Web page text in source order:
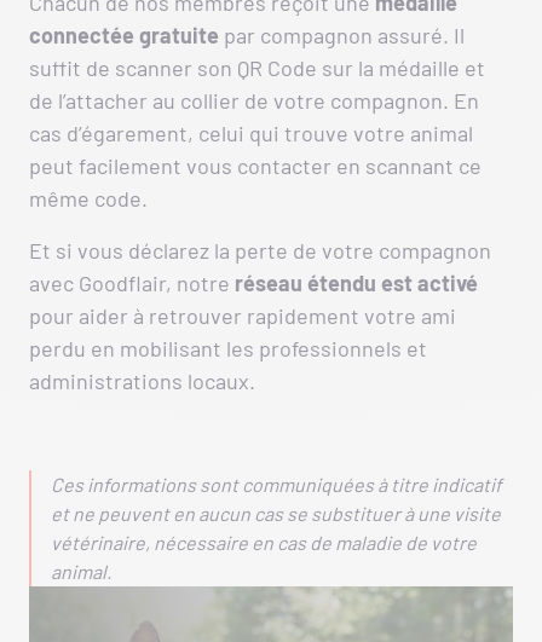
connectée gratuite par compagnon assuré. Il
suffit de scanner son QR Code sur la médaille et
de l’attacher au collier de votre compagnon. En
cas d’égarement, celui qui trouve votre animal
peut facilement vous contacter en scannant ce
même code.
Et si vous déclarez la perte de votre compagnon
avec Goodflair, notre réseau étendu est activé
pour aider à retrouver rapidement votre ami
perdu en mobilisant les professionnels et
administrations locaux.
Ces informations sont communiquées à titre indicatif
et ne peuvent en aucun cas se substituer à une visite
vétérinaire, nécessaire en cas de maladie de votre
animal.